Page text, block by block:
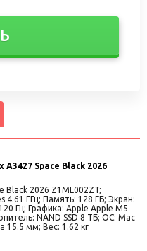
A3427 Space Black 2026
Black 2026 Z1ML002ZT;
4.61 ГГц; Память: 128 ГБ; Экран:
Гц; Графика: Apple Apple M5
NAND SSD 8 ТБ; ОС: Mac
15.5 мм; Вес: 1.62 кг